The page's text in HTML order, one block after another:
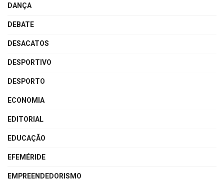
DANÇA
DEBATE
DESACATOS
DESPORTIVO
DESPORTO
ECONOMIA
EDITORIAL
EDUCAÇÃO
EFEMÉRIDE
EMPREENDEDORISMO